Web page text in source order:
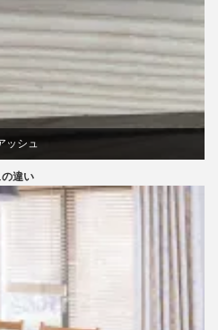
ッシュ
オーク
違い